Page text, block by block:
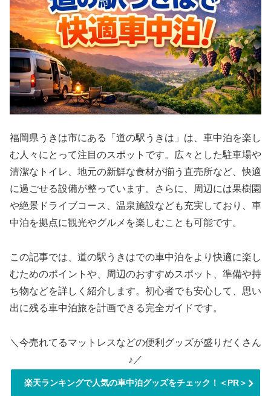
福岡県うきは市にある「道の駅うきは」は、車中泊を楽し
む人々にとって注目のスポットです。広々とした駐車場や
清潔なトイレ、地元の新鮮な食材が揃う直売所など、快適
に過ごせる設備が整っています。さらに、周辺には果樹園
や絶景ドライブコース、温泉施設なども充実しており、車
中泊を拠点に観光やグルメを楽しむことも可能です。
この記事では、道の駅うきはでの車中泊をより快適に楽し
むためのポイントや、周辺のおすすめスポット、準備や持
ち物などを詳しく紹介します。初心者でも安心して、思い
出に残る車中泊旅を計画できる完全ガイドです。
＼今売れてるマットレスなどの便利グッズが盛りだくさん
♪／
楽天ランキングで人気の車中泊グッズをチェック！＜PR＞